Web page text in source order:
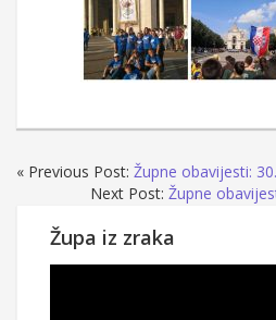
« Previous Post: Župne obavijesti:
Next Post: Župne
Župa iz zraka